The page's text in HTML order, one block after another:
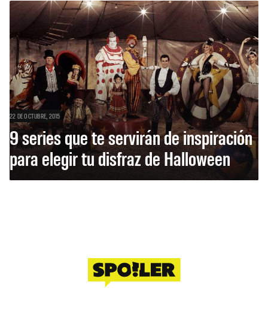
22 DE OCTUBRE, 2015
9 series que te servirán de inspiración
para elegir tu disfraz de Halloween